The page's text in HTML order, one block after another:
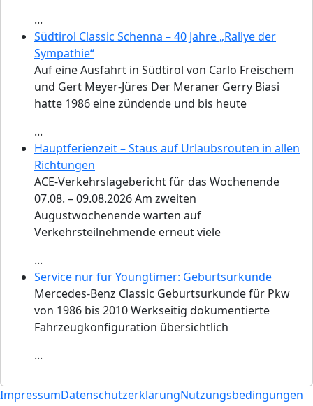
...
Südtirol Classic Schenna – 40 Jahre „Rallye der
Sympathie“
Auf eine Ausfahrt in Südtirol von Carlo Freischem
und Gert Meyer-Jüres Der Meraner Gerry Biasi
hatte 1986 eine zündende und bis heute
...
Hauptferienzeit – Staus auf Urlaubsrouten in allen
Richtungen
ACE-Verkehrslagebericht für das Wochenende
07.08. – 09.08.2026 Am zweiten
Augustwochenende warten auf
Verkehrsteilnehmende erneut viele
...
Service nur für Youngtimer: Geburtsurkunde
Mercedes-Benz Classic Geburtsurkunde für Pkw
von 1986 bis 2010 Werkseitig dokumentierte
Fahrzeugkonfiguration übersichtlich
...
ImpressumDatenschutzerklärungNutzungsbedingungen